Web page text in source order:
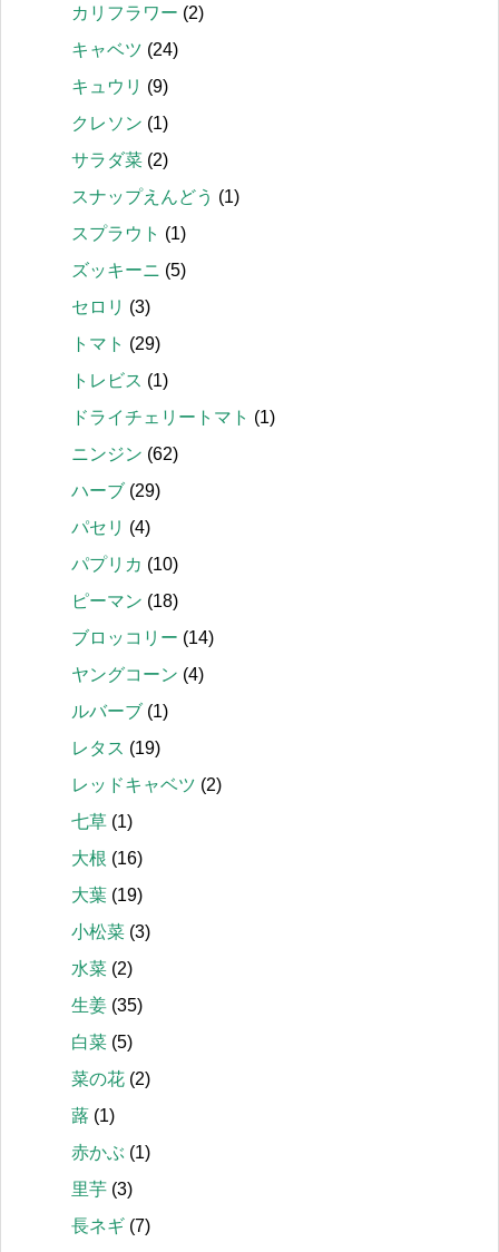
カリフラワー (2)
キャベツ (24)
キュウリ (9)
クレソン (1)
サラダ菜 (2)
スナップえんどう (1)
スプラウト (1)
ズッキーニ (5)
セロリ (3)
トマト (29)
トレビス (1)
ドライチェリートマト (1)
ニンジン (62)
ハーブ (29)
パセリ (4)
パプリカ (10)
ピーマン (18)
ブロッコリー (14)
ヤングコーン (4)
ルバーブ (1)
レタス (19)
レッドキャベツ (2)
七草 (1)
大根 (16)
大葉 (19)
小松菜 (3)
水菜 (2)
生姜 (35)
白菜 (5)
菜の花 (2)
蕗 (1)
赤かぶ (1)
里芋 (3)
長ネギ (7)